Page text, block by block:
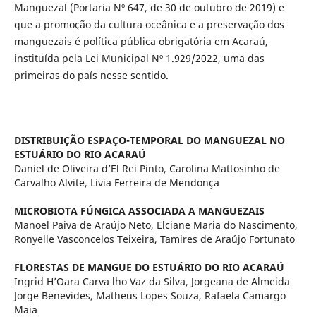
Manguezal (Portaria Nº 647, de 30 de outubro de 2019) e
que a promoção da cultura oceânica e a preservação dos
manguezais é política pública obrigatória em Acaraú,
instituída pela Lei Municipal Nº 1.929/2022, uma das
primeiras do país nesse sentido.
DISTRIBUIÇÃO ESPAÇO-TEMPORAL DO MANGUEZAL NO
ESTUÁRIO DO RIO ACARAÚ
Daniel de Oliveira d’El Rei Pinto, Carolina Mattosinho de
Carvalho Alvite, Livia Ferreira de Mendonça
MICROBIOTA FÚNGICA ASSOCIADA A MANGUEZAIS
Manoel Paiva de Araújo Neto, Elciane Maria do Nascimento,
Ronyelle Vasconcelos Teixeira, Tamires de Araújo Fortunato
FLORESTAS DE MANGUE DO ESTUÁRIO DO RIO ACARAÚ
Ingrid H’Oara Carva lho Vaz da Silva, Jorgeana de Almeida
Jorge Benevides, Matheus Lopes Souza, Rafaela Camargo
Maia